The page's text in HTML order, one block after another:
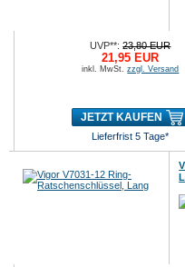
UVP**:23,80 EUR
21,95 EUR
inkl. MwSt.zzgl. Versand
JETZT KAUFEN
Lieferfrist 5 Tage*